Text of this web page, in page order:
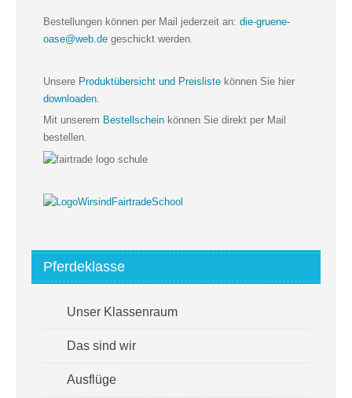
Bestellungen können per Mail jederzeit an: die-gruene-
oase@web.de geschickt werden.
Unsere Produktübersicht und Preisliste können Sie hier
downloaden.
Mit unserem Bestellschein können Sie direkt per Mail
bestellen.
Pferdeklasse
Unser Klassenraum
Das sind wir
Ausflüge